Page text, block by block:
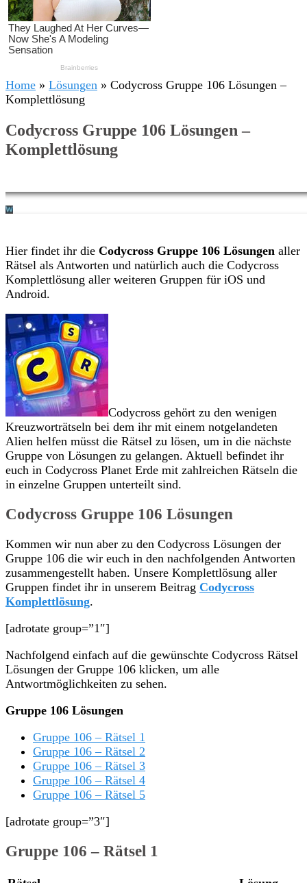
Home » Lösungen » Codycross Gruppe 106 Lösungen –
Komplettlösung
Codycross Gruppe 106 Lösungen –
Komplettlösung
Hier findet ihr die Codycross Gruppe 106 Lösungen aller
Rätsel als Antworten und natürlich auch die Codycross
Komplettlösung aller weiteren Gruppen für iOS und
Android.
Codycross gehört zu den wenigen
Kreuzworträtseln bei dem ihr mit einem notgelandeten
Alien helfen müsst die Rätsel zu lösen, um in die nächste
Gruppe von Lösungen zu gelangen. Aktuell befindet ihr
euch in Codycross Planet Erde mit zahlreichen Rätseln die
in einzelne Gruppen unterteilt sind.
Codycross Gruppe 106 Lösungen
Kommen wir nun aber zu den Codycross Lösungen der
Gruppe 106 die wir euch in den nachfolgenden Antworten
zusammengestellt haben. Unsere Komplettlösung aller
Gruppen findet ihr in unserem Beitrag Codycross
Komplettlösung.
[adrotate group=”1″]
Nachfolgend einfach auf die gewünschte Codycross Rätsel
Lösungen der Gruppe 106 klicken, um alle
Antwortmöglichkeiten zu sehen.
Gruppe 106 Lösungen
Gruppe 106 – Rätsel 1
Gruppe 106 – Rätsel 2
Gruppe 106 – Rätsel 3
Gruppe 106 – Rätsel 4
Gruppe 106 – Rätsel 5
[adrotate group=”3″]
Gruppe 106 – Rätsel 1